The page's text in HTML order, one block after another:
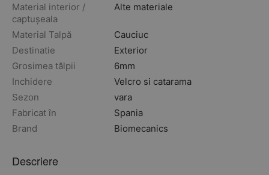
Material interior /
captușeala
Alte materiale
Material Talpă
Cauciuc
Destinatie
Exterior
Grosimea tălpii
6mm
Inchidere
Velcro si catarama
Sezon
vara
Fabricat în
Spania
Brand
Biomecanics
Descriere